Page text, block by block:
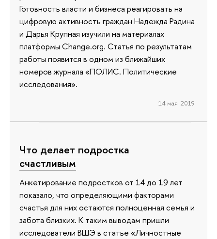
Готовность власти и бизнеса реагировать на
цифровую активность граждан Надежда Радина
и Дарья Крупная изучили на материалах
платформы Change.org. Статья по результатам
работы появится в одном из ближайших
номеров журнала «ПОЛИС. Политические
исследования».
14 мая 2019
Что делает подростка
счастливым
Анкетирование подростков от 14 до 19 лет
показало, что определяющими факторами
счастья для них остаются полноценная семья и
забота близких. К таким выводам пришли
исследователи ВШЭ в статье «Личностные